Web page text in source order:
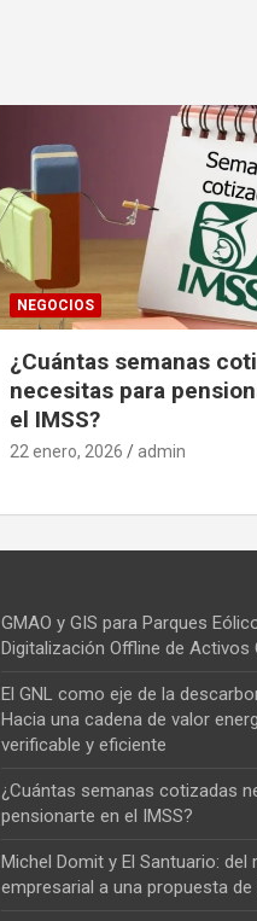
NEGOCIOS
¿Cuántas semanas
necesitas para
el IMSS?
22 enero, 2026 admin
GMAO y GIS para Parques
Digitalización Offline de Activos
El GNL como eje de la
Hacia una cadena de valor
verificable y eficiente
¿Cuántas semanas cotizadas
pensionarte en el IMSS?
Michel Domit y El Santuario: del
empresarial a una propuesta